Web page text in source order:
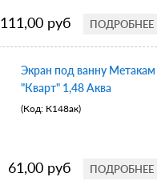
ПОДРОБНЕЕ
111,00 руб
Экран под ванну Метакам
"Кварт" 1,48 Аква
(Код: К148ак)
ПОДРОБНЕЕ
61,00 руб